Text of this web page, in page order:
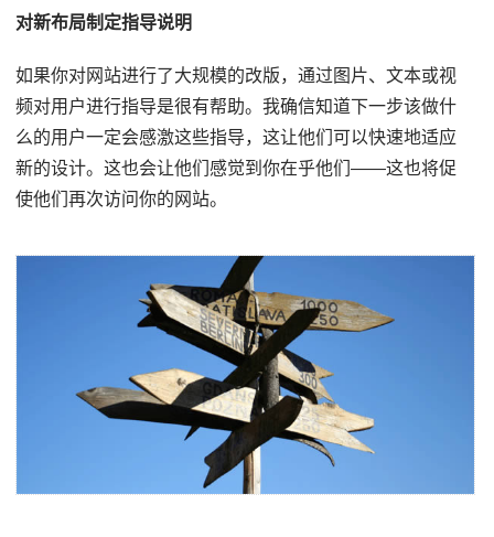
对新布局制定指导说明
如果你对网站进行了大规模的改版，通过图片、文本或视
频对用户进行指导是很有帮助。我确信知道下一步该做什
么的用户一定会感激这些指导，这让他们可以快速地适应
新的设计。这也会让他们感觉到你在乎他们——这也将促
使他们再次访问你的网站。